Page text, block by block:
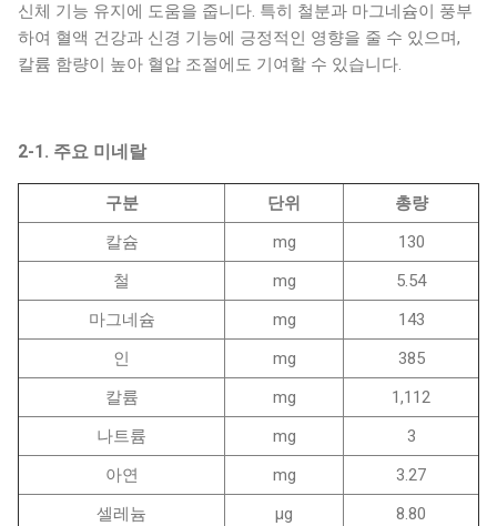
신체 기능 유지에 도움을 줍니다. 특히 철분과 마그네슘이 풍부
하여 혈액 건강과 신경 기능에 긍정적인 영향을 줄 수 있으며,
칼륨 함량이 높아 혈압 조절에도 기여할 수 있습니다.
2-1. 주요 미네랄
구분 단위
총량
칼슘
mg
130
철
mg
5.54
마그네슘
mg
143
인
mg
385
칼륨
mg
1,112
나트륨
mg
3
아연
mg
3.27
셀레늄
μg 8.80